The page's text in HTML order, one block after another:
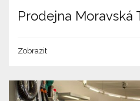
Prodejna Moravská
Zobrazit